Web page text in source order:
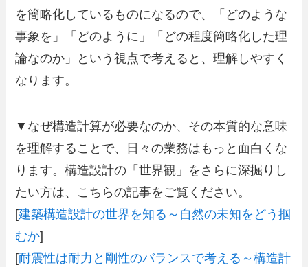
を簡略化しているものになるので、「どのような
事象を」「どのように」「どの程度簡略化した理
論なのか」という視点で考えると、理解しやすく
なります。
▼なぜ構造計算が必要なのか、その本質的な意味
を理解することで、日々の業務はもっと面白くな
ります。構造設計の「世界観」をさらに深掘りし
たい方は、こちらの記事をご覧ください。
[建築構造設計の世界を知る～自然の未知をどう掴
むか]
[耐震性は耐力と剛性のバランスで考える～構造計